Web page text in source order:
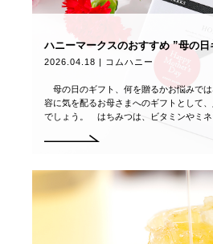
ハニーマークスのおすすめ ”母の日
2026.04.18 | コムハニー
母の日のギフト、何を贈るかお悩みで
容に気を配るお母さまへのギフトとして
でしょう。 はちみつは、ビタミンやミ